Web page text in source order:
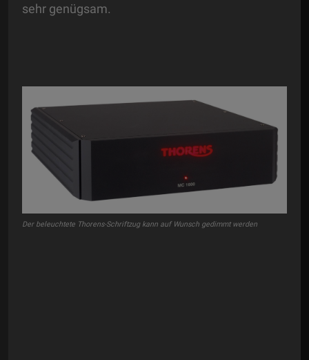
sehr genügsam.
Der beleuchtete Thorens-Schriftzug kann auf Wunsch gedimmt werden